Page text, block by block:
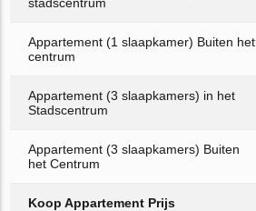
Appartement (1 slaapkamer) Buiten het
centrum
Appartement (3 slaapkamers) in het
Stadscentrum
Appartement (3 slaapkamers) Buiten
het Centrum
Koop Appartement Prijs